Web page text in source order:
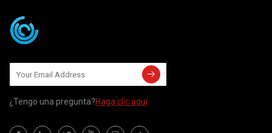
¿Tengo una pregunta?Haga clic aquí